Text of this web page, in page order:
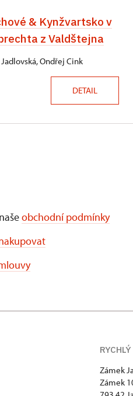
& Kynžvartsko v
z Valdštejna
Ondřej Cink
DETAIL
obchodní podmínky
Zámek
Zámek